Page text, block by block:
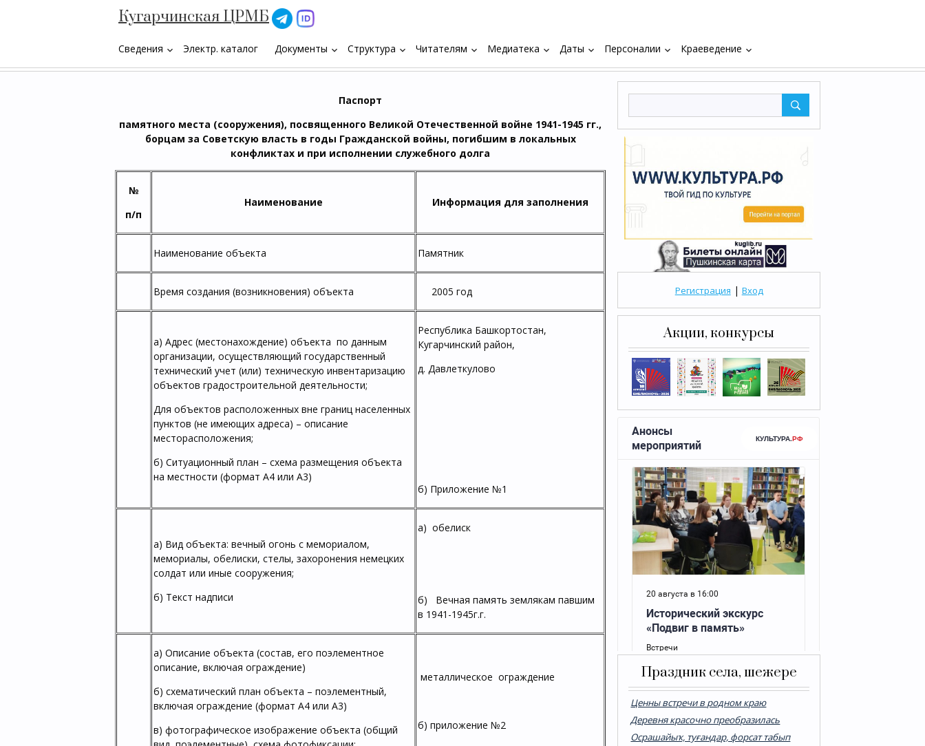
Кугарчинская ЦРМБ
Сведения keyboard_arrow_down Электр. каталог Документы keyboard_arrow_down Структура keyboard_arrow_down Читателям keyboard_arrow_down Медиатека keyboard_arrow_down Даты keyboard_arrow_down Персоналии keyboard_arrow_down Краеведение keyboard_arrow_down
Регистрация | Вход
Акции, конкурсы
Праздник села, шежере
Ценны встречи в родном краю
Деревня красочно преобразилась
Осрашайыҡ, туғандар, форсат табып
Паспорт
памятного места (сооружения), посвященного Великой Отечественной войне 1941-1945 гг.,
борцам за Советскую власть в годы Гражданской войны, погибшим в локальных
конфликтах и при исполнении служебного долга
№
п/п
Наименование Информация для заполнения
Наименование объекта Памятник
Время создания (возникновения) объекта 2005 год
а) Адрес (местонахождение) объекта по данным
организации, осуществляющий государственный
технический учет (или) техническую инвентаризацию
объектов градостроительной деятельности;
Для объектов расположенных вне границ населенных
пунктов (не имеющих адреса) – описание
месторасположения;
б) Ситуационный план – схема размещения объекта
на местности (формат А4 или А3)
Республика Башкортостан,
Кугарчинский район,
д. Давлеткулово
б) Приложение №1
а) Вид объекта: вечный огонь с мемориалом,
мемориалы, обелиски, стелы, захоронения немецких
солдат или иные сооружения;
б) Текст надписи
а) обелиск
б) Вечная память землякам павшим
в 1941-1945г.г.
а) Описание объекта (состав, его поэлементное
описание, включая ограждение)
б) схематический план объекта – поэлементный,
включая ограждение (формат А4 или А3)
в) фотографическое изображение объекта (общий
металлическое ограждение
б) приложение №2